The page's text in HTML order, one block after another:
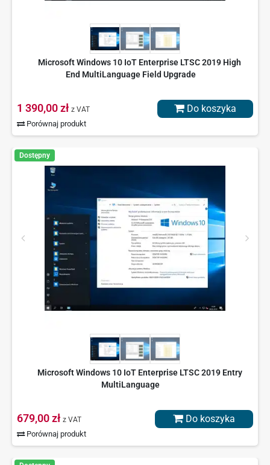
Microsoft Windows 10 IoT Enterprise LTSC 2019 High
End MultiLanguage Field Upgrade
1 390,00 zł z VAT
Porównaj produkt
Do koszyka
Dostępny
Microsoft Windows 10 IoT Enterprise LTSC 2019 Entry
MultiLanguage
679,00 zł z VAT
Porównaj produkt
Do koszyka